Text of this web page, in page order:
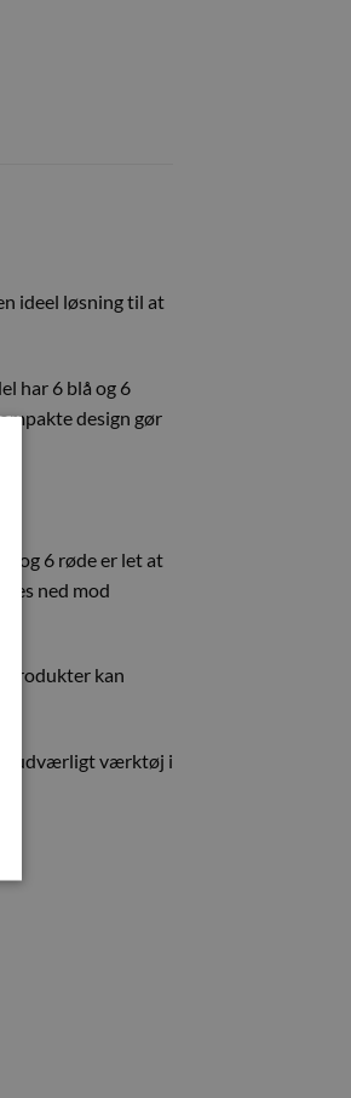
ideel løsning til at
har 6 blå og 6
design gør
og 6 røde er let at
ned mod
produkter kan
uudværligt værktøj i